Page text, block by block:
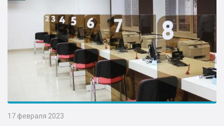
17 февраля 2023